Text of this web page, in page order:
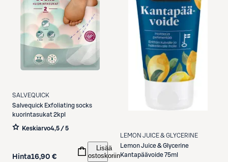
SALVEQUICK
Salvequick Exfoliating socks
kuorintasukat 2kpl
Keskiarvo4,5 / 5
Hinta16,90 €
Lisää
ostoskoriin
LEMON JUICE & GLYCERINE
Lemon Juice & Glycerine
Kantapäävoide 75ml